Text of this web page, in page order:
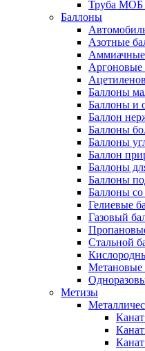
Труба МОБ
Баллоны
Азотные
Аргоновые
Баллоны
Баллоны и
Баллон
Баллоны
Баллоны
Баллон
Баллоны
Баллоны
Баллоны
Гелиевые
Газовый
Стальной
Метановые
Метизы